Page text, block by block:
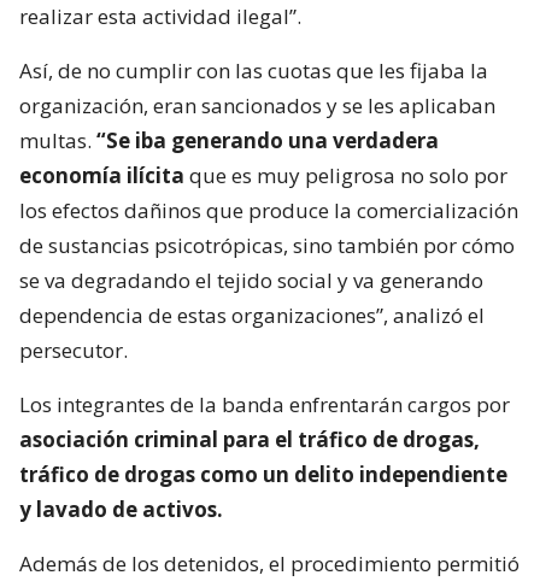
realizar esta actividad ilegal”.
Así, de no cumplir con las cuotas que les fijaba la
organización, eran sancionados y se les aplicaban
multas. “Se iba generando una verdadera
economía ilícita que es muy peligrosa no solo por
los efectos dañinos que produce la comercialización
de sustancias psicotrópicas, sino también por cómo
se va degradando el tejido social y va generando
dependencia de estas organizaciones”, analizó el
persecutor.
Los integrantes de la banda enfrentarán cargos por
asociación criminal para el tráfico de drogas,
tráfico de drogas como un delito independiente
y lavado de activos.
Además de los detenidos, el procedimiento permitió